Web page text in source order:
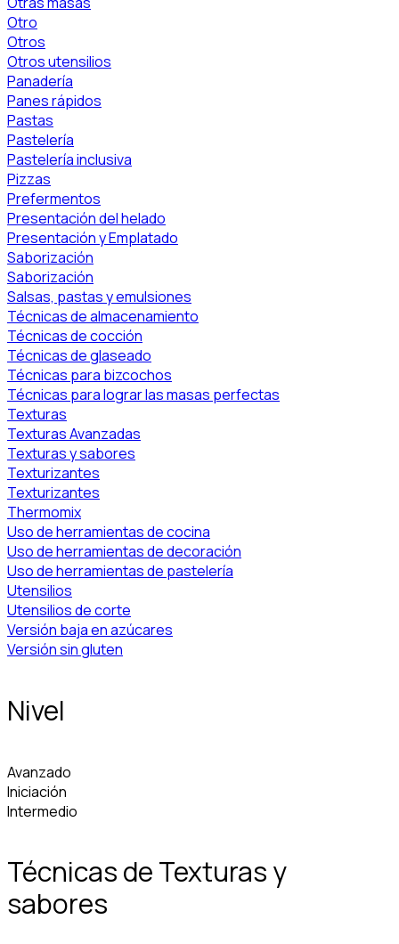
Otro
Otros
Otros utensilios
Panadería
Panes rápidos
Pastas
Pastelería
Pastelería inclusiva
Pizzas
Prefermentos
Presentación del helado
Presentación y Emplatado
Saborización
Saborización
Salsas, pastas y emulsiones
Técnicas de almacenamiento
Técnicas de cocción
Técnicas de glaseado
Técnicas para bizcochos
Técnicas para lograr las masas perfectas
Texturas
Texturas Avanzadas
Texturas y sabores
Texturizantes
Texturizantes
Thermomix
Uso de herramientas de cocina
Uso de herramientas de decoración
Uso de herramientas de pastelería
Utensilios
Utensilios de corte
Versión baja en azúcares
Versión sin gluten
Nivel
Avanzado
Iniciación
Intermedio
Técnicas de Texturas y
sabores